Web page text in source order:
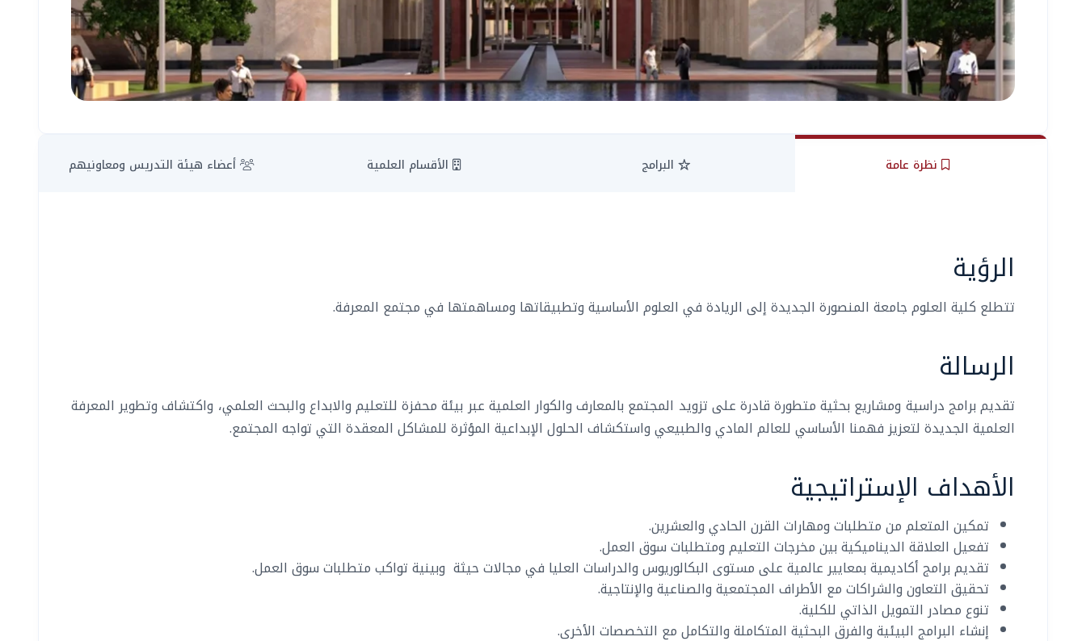
نظرة عامة البرامج الأقسام العلمية أعضاء هيئة التدريس ومعاونيهم
الرؤية
تتطلع كلية العلوم جامعة المنصورة الجديدة إلى الريادة في العلوم الأساسية وتطبيقاتها ومساهمتها في مجتمع المعرفة.
الرسالة
تقديم برامج دراسية ومشاريع بحثية متطورة قادرة على تزويد المجتمع بالمعارف والكوار العلمية عبر بيئة محفزة للتعليم والابداع والبحث العلمي، واكتشاف وتطوير المعرفة
العلمية الجديدة لتعزيز فهمنا الأساسي للعالم المادي والطبيعي واستكشاف الحلول الإبداعية المؤثرة للمشاكل المعقدة التي تواجه المجتمع.
الأهداف الإستراتيجية
تمكين المتعلم من متطلبات ومهارات القرن الحادي والعشرين.
تفعيل العلاقة الديناميكية بين مخرجات التعليم ومتطلبات سوق العمل.
تقديم برامج أكاديمية بمعايير عالمية على مستوى البكالوريوس والدراسات العليا في مجالات حيثة وبينية تواكب متطلبات سوق العمل.
تحقيق التعاون والشراكات مع الأطراف المجتمعية والصناعية والإنتاجية.
تنوع مصادر التمويل الذاتي للكلية.
إنشاء البرامج البيئية والفرق البحثية المتكاملة والتكامل مع التخصصات الأخرى.